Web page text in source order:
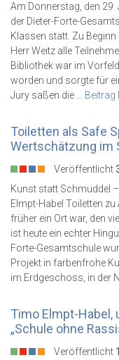
Am Donnerstag, den
der Dieter-Forte-
Klassen statt. Zu
Herr Weitz alle
Bibliothek war im
worden und sorgte für
Jury saßen die … Beitrag
Toiletten als Safe
Wertschätzung im
Veröffentlicht
Kunst statt Schmuddel
Elmpt-Habel Toiletten
früher ein Ort war, den
ist heute ein echter
Forte-Gesamtschule
Projekt in farbenfrohe
im Erdgeschoss, in der
Timo Elmpt-Habel,
„Schule ohne
Veröffentlicht